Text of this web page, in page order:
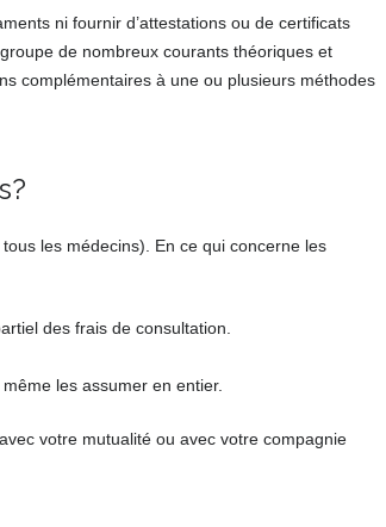
ni fournir d’attestations ou de certificats
de nombreux courants théoriques et
complémentaires à une ou plusieurs méthodes
les médecins). En ce qui concerne les
des frais de consultation.
les assumer en entier.
votre mutualité ou avec votre compagnie